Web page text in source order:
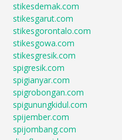
stikesdemak.com
stikesgarut.com
stikesgorontalo.com
stikesgowa.com
stikesgresik.com
spigresik.com
spigianyar.com
spigrobongan.com
spigunungkidul.com
spijember.com
spijombang.com